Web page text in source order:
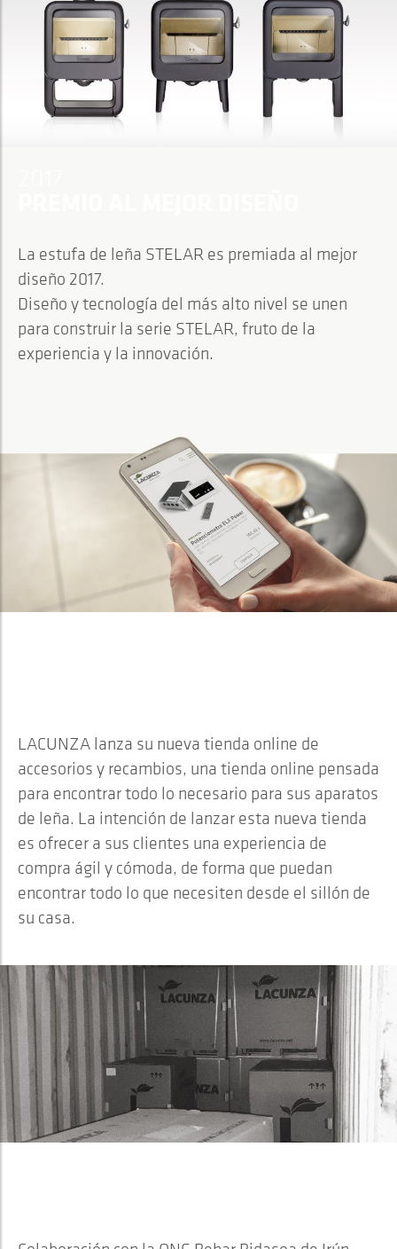
La estufa de leña STELAR es premiada al mejor
diseño 2017.
Diseño y tecnología del más alto nivel se unen
para construir la serie STELAR, fruto de la
experiencia y la innovación.
LACUNZA lanza su nueva tienda online de
accesorios y recambios, una tienda online pensada
para encontrar todo lo necesario para sus aparatos
de leña. La intención de lanzar esta nueva tienda
es ofrecer a sus clientes una experiencia de
compra ágil y cómoda, de forma que puedan
encontrar todo lo que necesiten desde el sillón de
su casa.